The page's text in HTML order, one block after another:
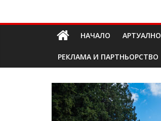
Долап
БГ
изкуство|
пътешествия|
мода|
НАЧАЛО АРТУАЛНО
РЕКЛАМА И ПАРТНЬОРСТВО